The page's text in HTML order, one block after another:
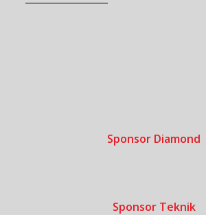
Sponsor Diamond
Sponsor Teknik